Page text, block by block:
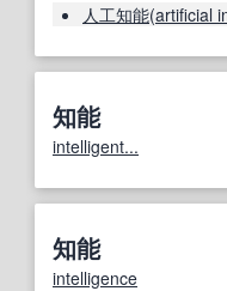
人工知能(artificial
知能
intelligent...
知能
intelligence